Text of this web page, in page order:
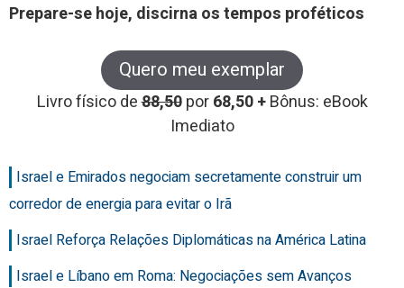
Prepare-se hoje, discirna os tempos proféticos
Quero meu exemplar
Livro físico de88,50 por68,50 +Bônus: eBook
Imediato
Israel e Emirados negociam secretamente construir um
corredor de energia para evitar o Irã
Israel Reforça Relações Diplomáticas na América Latina
Israel e Líbano em Roma: Negociações sem Avanços